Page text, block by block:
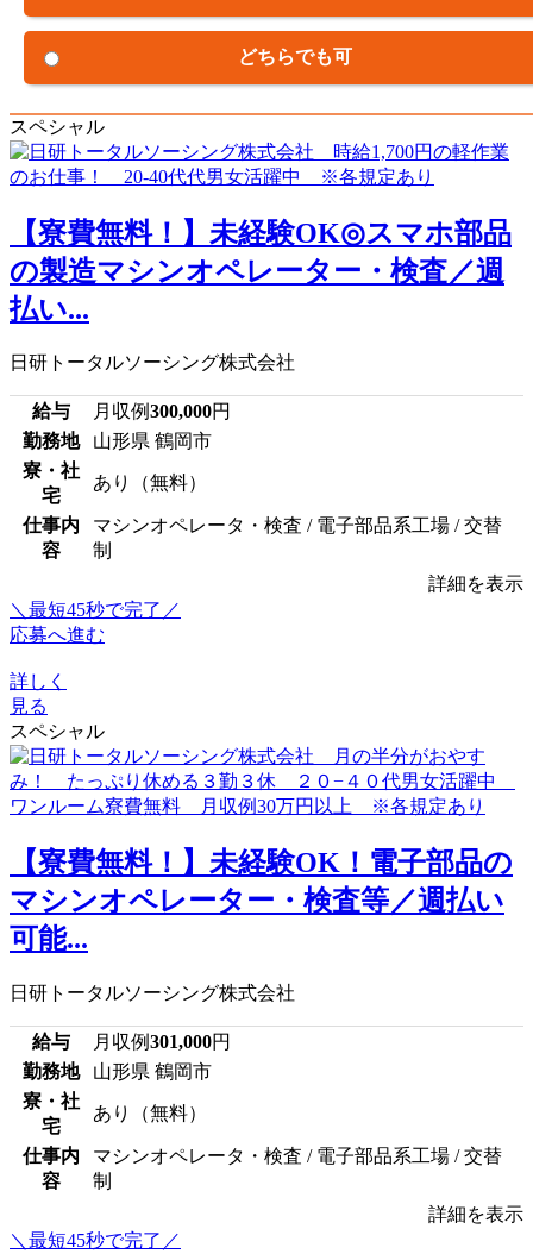
どちらでも可
スペシャル
【寮費無料！】未経験OK◎スマホ部品
の製造マシンオペレーター・検査／週
払い...
日研トータルソーシング株式会社
給与 月収例300,000円
勤務地
山形県 鶴岡市
寮・社
宅
あり（無料）
仕事内
容
マシンオペレータ・検査 / 電子部品系工場 / 交替
制
詳細を表示
＼最短45秒で完了／
応募へ進む
詳しく
見る
スペシャル
【寮費無料！】未経験OK！電子部品の
マシンオペレーター・検査等／週払い
可能...
日研トータルソーシング株式会社
給与 月収例301,000円
勤務地
山形県 鶴岡市
寮・社
宅
あり（無料）
仕事内
容
マシンオペレータ・検査 / 電子部品系工場 / 交替
制
詳細を表示
＼最短45秒で完了／